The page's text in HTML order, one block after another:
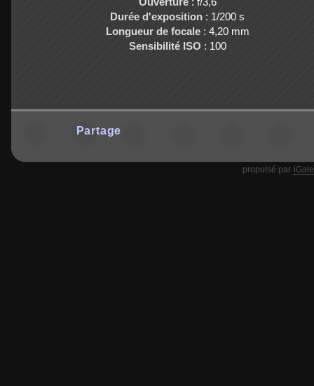
Durée d'exposition : 1/200 s
Longueur de focale: 4,20 mm
Sensibilité ISO : 100
Partage
propulsé par